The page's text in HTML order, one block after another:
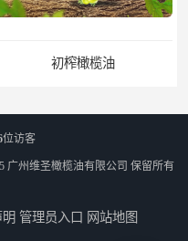
橄榄油生产厂家
位访客
广州维圣橄榄油有限公司 保留所有
管理员入口 网站地图